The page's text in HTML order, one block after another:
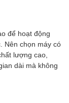
để hoạt động
Nên chọn máy có
lượng cao,
dài mà không